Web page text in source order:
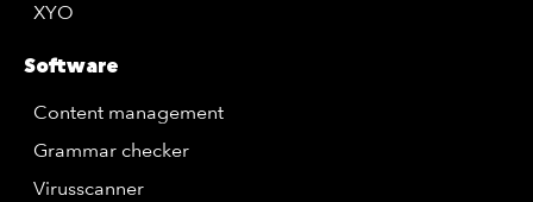
XYO
Software
Content management
Grammar checker
Virusscanner